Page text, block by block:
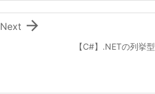
【C#】.NETの列挙型

Next